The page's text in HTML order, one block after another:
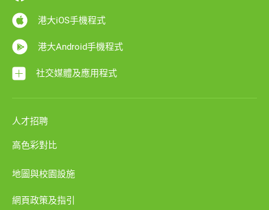
港大iOS手機程式
港大Android手機程式
社交媒體及應用程式
人才招聘
高色彩對比
地圖與校園設施
網頁政策及指引